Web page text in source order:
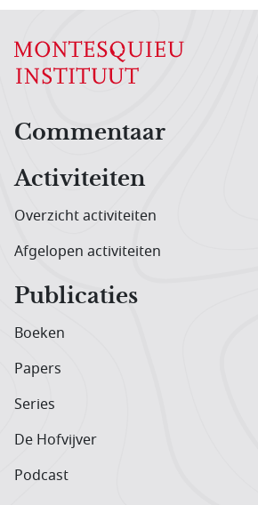
Hoofdnavigatiemenu
Commentaar
Activiteiten
Overzicht activiteiten
Afgelopen activiteiten
Publicaties
Boeken
Papers
Series
De Hofvijver
Podcast